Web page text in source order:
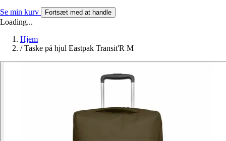
Se min kurv Fortsæt med at handle
Loading...
Hjem
/ Taske på hjul Eastpak Transit'R M